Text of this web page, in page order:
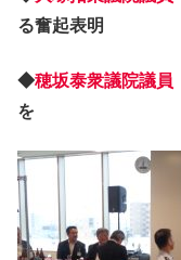
る奮起表明
◆穂坂泰衆議院議員
を